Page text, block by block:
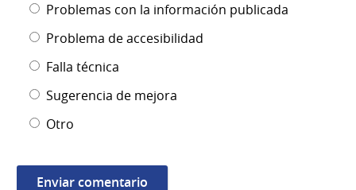
Problemas con la información publicada
Problema de accesibilidad
Falla técnica
Sugerencia de mejora
Otro